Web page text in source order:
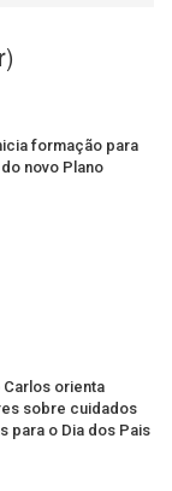
formação para
novo Plano
orienta
sobre cuidados
para o Dia dos Pais